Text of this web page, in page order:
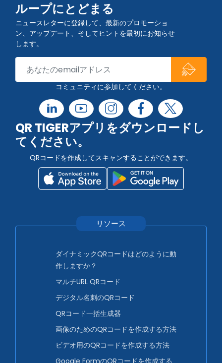
ループにとどまる
ニュースレターに登録して、最新のプロモーショ
ン、アップデート、そしてヒントを最初にお知らせ
します。
コミュニティに参加してください。
QR TIGERアプリをダウンロードし
てください。
QRコードを作成してスキャンすることができます。
リソース
ダイナミックQRコードはどのように動
作しますか？
マルチURL QRコード
デジタル名刺のQRコード
QRコード一括生成器
画像のためのQRコードを作成する方法
ビデオ用のQRコードを作成する方法